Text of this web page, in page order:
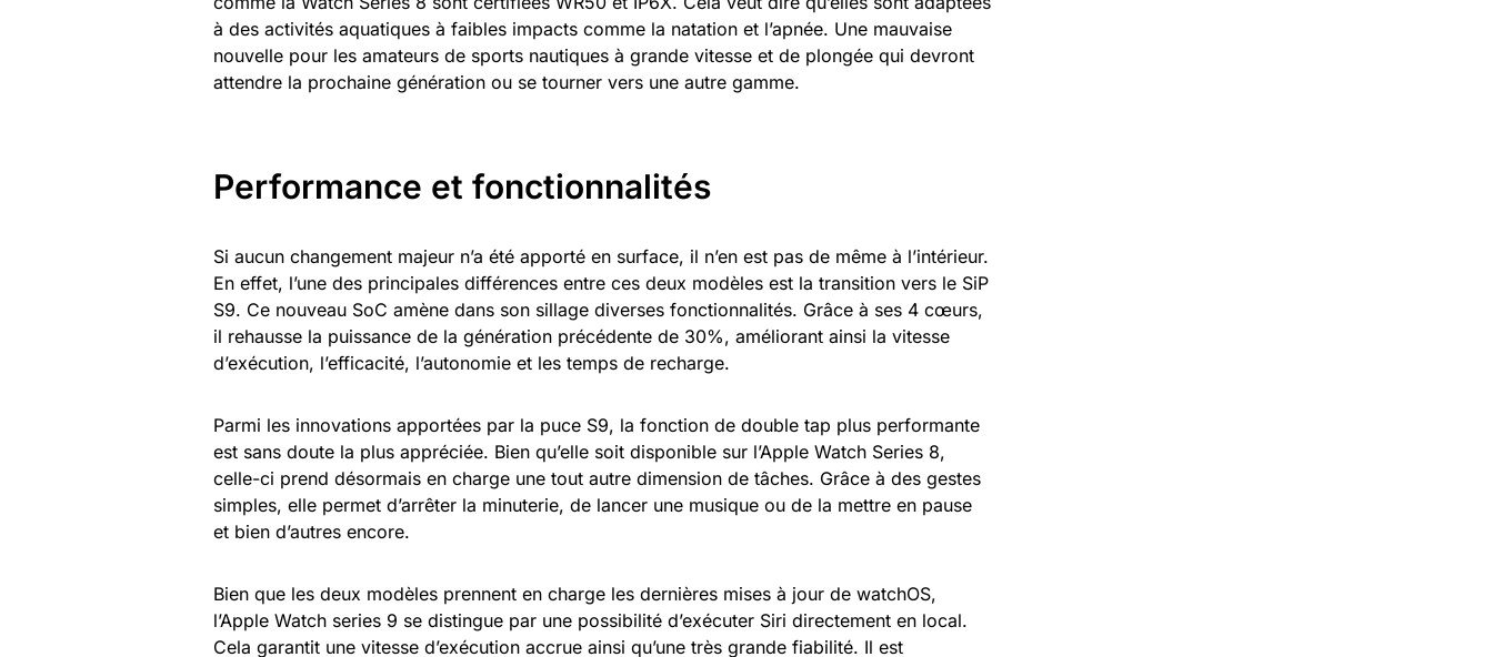
à des activités aquatiques à faibles impacts comme la natation et l’apnée. Une mauvaise
nouvelle pour les amateurs de sports nautiques à grande vitesse et de plongée qui devront
attendre la prochaine génération ou se tourner vers une autre gamme.
Performance et fonctionnalités
Si aucun changement majeur n’a été apporté en surface, il n’en est pas de même à l’intérieur.
En effet, l’une des principales différences entre ces deux modèles est la transition vers le SiP
S9. Ce nouveau SoC amène dans son sillage diverses fonctionnalités. Grâce à ses 4 cœurs,
il rehausse la puissance de la génération précédente de 30%, améliorant ainsi la vitesse
d’exécution, l’efficacité, l’autonomie et les temps de recharge.
Parmi les innovations apportées par la puce S9, la fonction de double tap plus performante
est sans doute la plus appréciée. Bien qu’elle soit disponible sur l’Apple Watch Series 8,
celle-ci prend désormais en charge une tout autre dimension de tâches. Grâce à des gestes
simples, elle permet d’arrêter la minuterie, de lancer une musique ou de la mettre en pause
et bien d’autres encore.
Bien que les deux modèles prennent en charge les dernières mises à jour de watchOS,
l’Apple Watch series 9 se distingue par une possibilité d’exécuter Siri directement en local.
Cela garantit une vitesse d’exécution accrue ainsi qu’une très grande fiabilité. Il est